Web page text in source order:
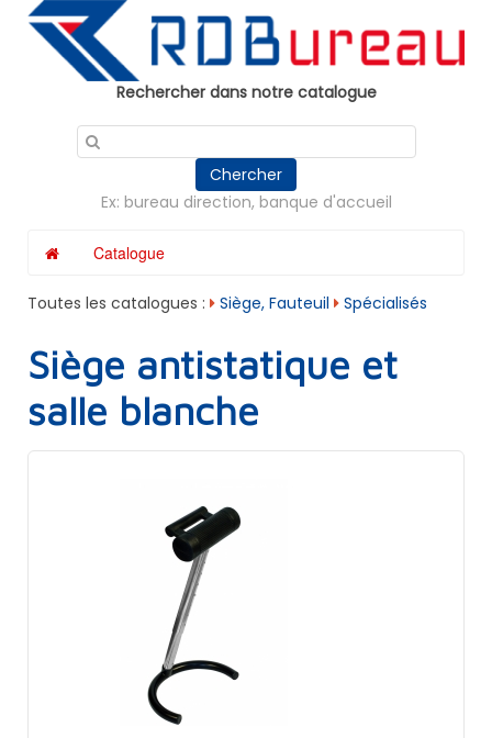
Rechercher dans notre catalogue
Chercher
Ex: bureau direction, banque d'accueil
Catalogue
Toutes les catalogues : Siège, Fauteuil Spécialisés
Siège antistatique et
salle blanche
Panneau de gestion des cookies